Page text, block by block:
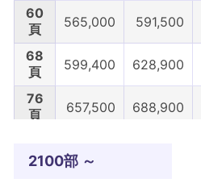
60
頁
565,000 591,500
68
頁
599,400 628,900
76
頁
657,500 688,900
頁
682,900
2100部 ～